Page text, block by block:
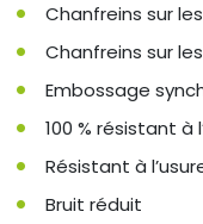
Chanfreins sur
Chanfreins sur
Embossage
100 % résistant à
Résistant à
Bruit réduit